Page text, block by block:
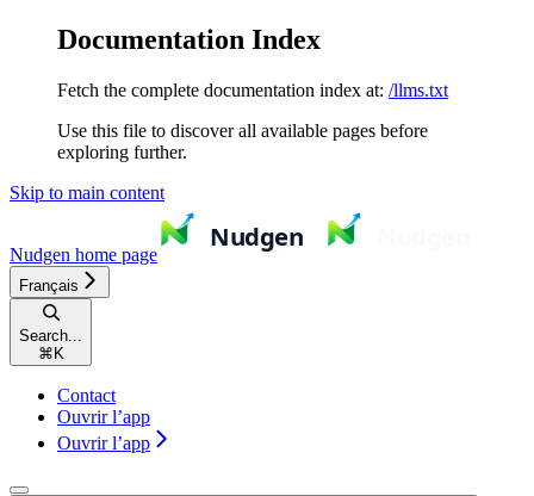
Documentation Index
Fetch the complete documentation index at: /llms.txt
Use this file to discover all available pages before
exploring further.
Skip to main content
Nudgen home page
Français
Search...
⌘ K
Contact
Ouvrir l’app
Ouvrir l’app